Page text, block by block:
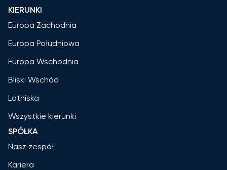
KIERUNKI
Europa Zachodnia
Europa Południowa
Europa Wschodnia
Bliski Wschód
Lotniska
Wszystkie kierunki
SPÓŁKA
Nasz zespół
Kariera